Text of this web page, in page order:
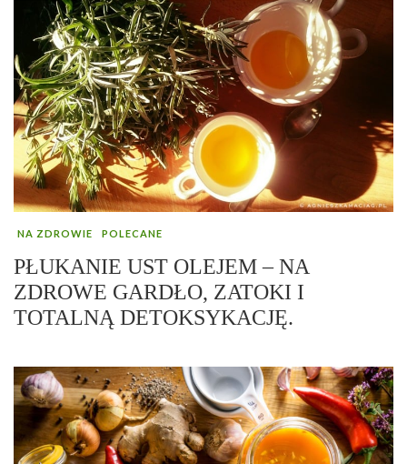
NA ZDROWIE POLECANE
PŁUKANIE UST OLEJEM – NA
ZDROWE GARDŁO, ZATOKI I
TOTALNĄ DETOKSYKACJĘ.